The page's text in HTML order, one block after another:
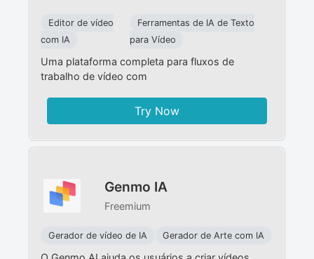
Editor de vídeo
com IA
Ferramentas de IA de Texto
para Vídeo
Uma plataforma completa para fluxos de
trabalho de vídeo com
Try Now
Genmo IA
Freemium
Gerador de vídeo de IA Gerador de Arte com IA